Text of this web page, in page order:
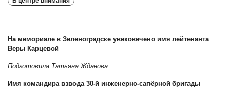
На мемориале в Зеленоградске увековечено имя лейтенанта
Веры Карцевой
Подготовила Татьяна Жданова
Имя командира взвода 30-й инженерно-сапёрной бригады